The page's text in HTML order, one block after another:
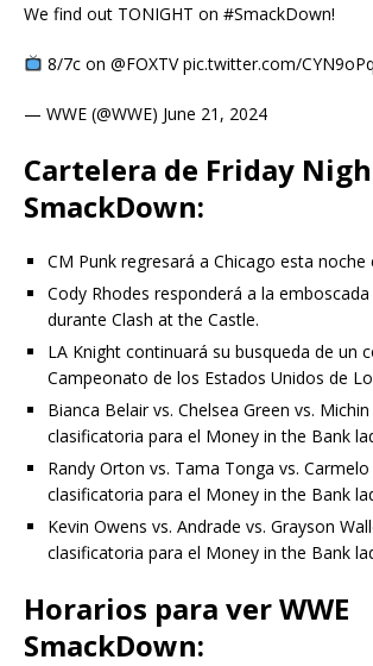
We find out TONIGHT on #SmackDown!
8/7c on @FOXTV pic.twitter.com/
— WWE (@WWE) June 21, 2024
Cartelera de Friday
SmackDown:
CM Punk regresará a Chicago esta noche
Cody Rhodes responderá a la
durante Clash at the Castle.
LA Knight continuará su busqueda de un
Campeonato de los Estados Unidos de
Bianca Belair vs. Chelsea Green vs.
clasificatoria para el Money in the Bank
Randy Orton vs. Tama Tonga vs.
clasificatoria para el Money in the Bank
Kevin Owens vs. Andrade vs. Grayson
clasificatoria para el Money in the Bank
Horarios para ver WWE
SmackDown: